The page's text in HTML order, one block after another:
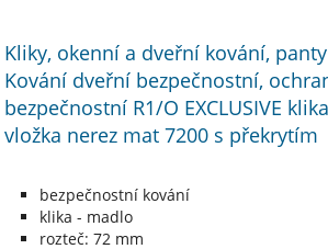
Kliky, okenní a dveřní kování,
Kování dveřní bezpečnostní,
bezpečnostní R1/O EXCLUSIVE
vložka nerez mat 7200 s překrytím
bezpečnostní kování
klika - madlo
rozteč: 72 mm